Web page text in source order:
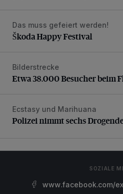
Škoda Happy Festival
Das muss gefeiert werden!
Škoda Happy Festival
Etwa 38.000 Besucher beim
Bilderstrecke
Etwa 38.000 Besucher beim
Polizei nimmt sechs
Ecstasy und Marihuana
Polizei nimmt sechs
SOZIALE
www.facebook.com/